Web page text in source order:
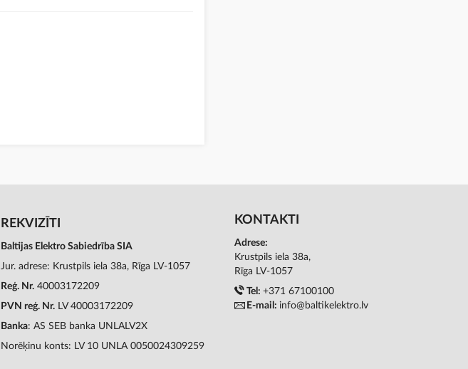
REKVIZĪTI
Baltijas Elektro Sabiedrība SIA
Jur. adrese: Krustpils iela 38a, Rīga LV-1057
Reģ. Nr. 40003172209
PVN reģ. Nr. LV 40003172209
Banka: AS SEB banka UNLALV2X
Norēķinu konts: LV 10 UNLA 0050024309259
KONTAKTI
Adrese:
Krustpils iela 38a,
Rīga LV-1057
Tel: +371 67100100
E-mail: info@baltikelektro.lv